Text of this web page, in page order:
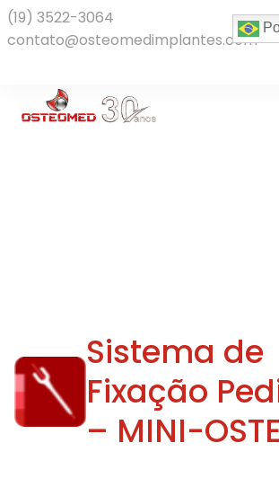
(19) 3522-3064
contato@osteomedimplantes.com
Sistema de
Fixação
– MINI-